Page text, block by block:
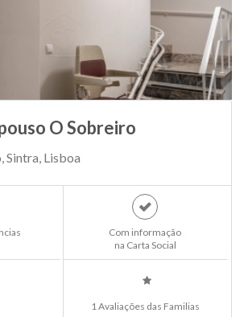
O Sobreiro
Sintra, Lisboa
Com informação
na Carta Social
1 Avaliações das Familias